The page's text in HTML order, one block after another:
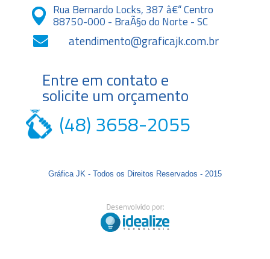
Rua Bernardo Locks, 387 â€“ Centro
88750-000 - BraÃ§o do Norte - SC
atendimento@graficajk.com.br
Entre em contato e
solicite um orçamento
(48) 3658-2055
Gráfica JK - Todos os Direitos Reservados - 2015